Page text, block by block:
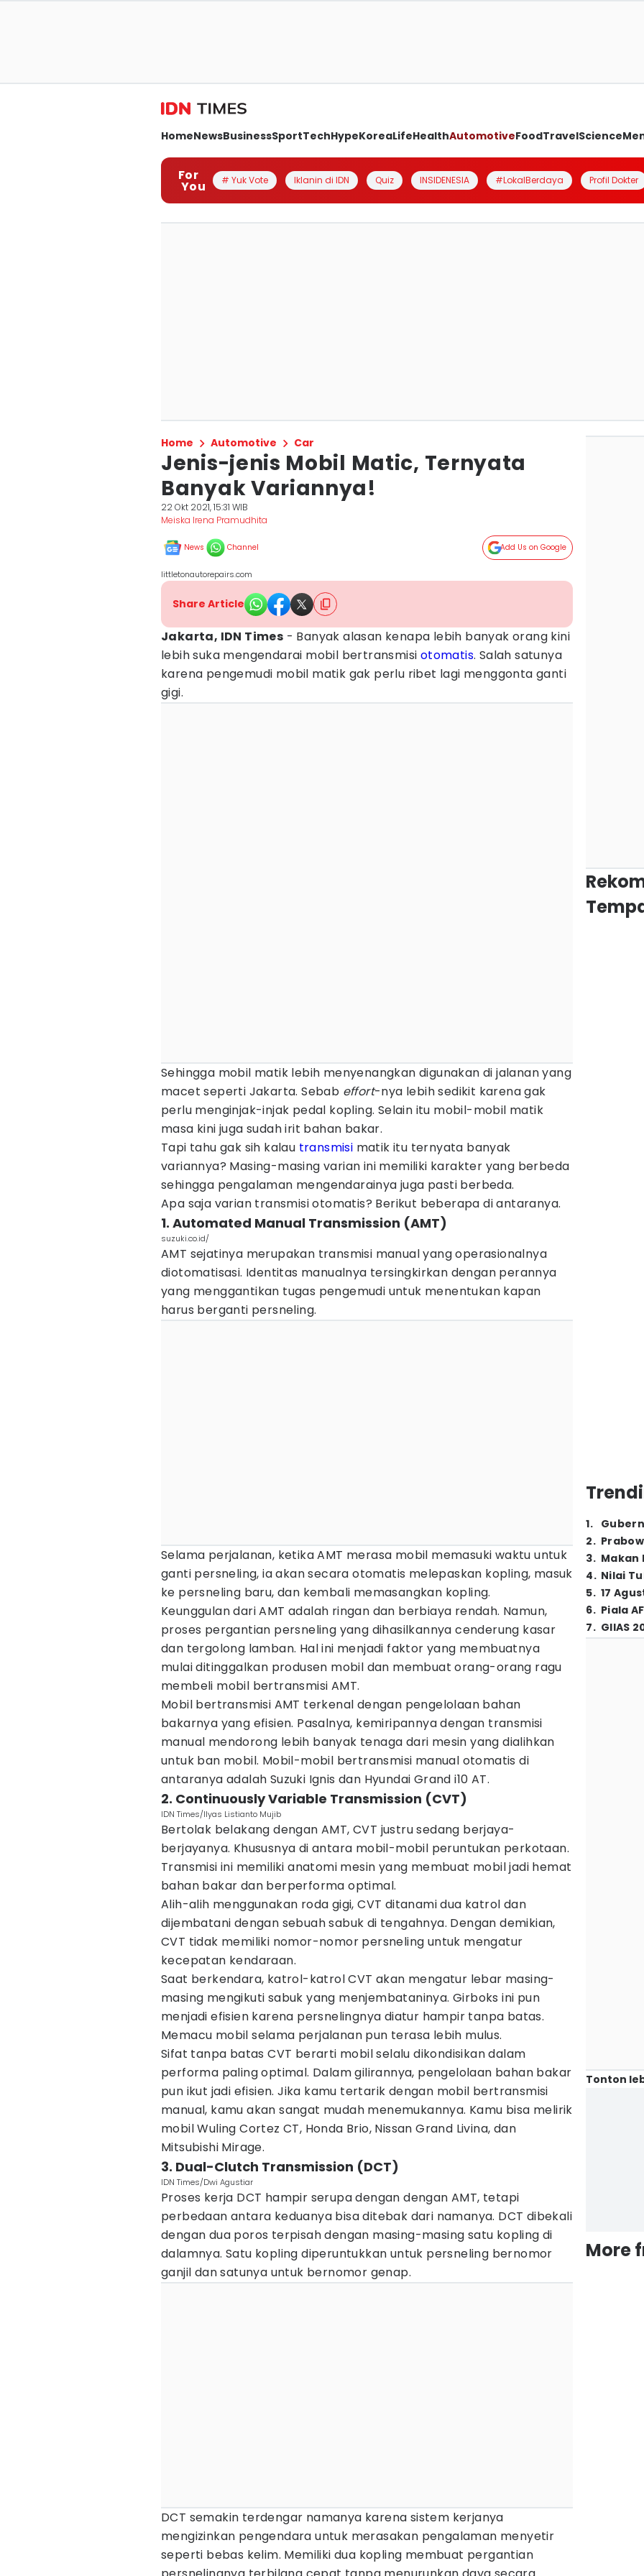
HomeNewsBusinessSportTechHypeKoreaLifeHealthAutomotiveFoodTravelScience
For
You # Yuk Vote Iklanin di IDN Quiz INSIDENESIA #LokalBerdaya Profil Dokter
Home Automotive Car
Jenis-jenis Mobil Matic, Ternyata
Banyak Variannya!
22 Okt 2021, 15:31 WIB
Meiska Irena Pramudhita
News Channel Add Us on Google
littletonautorepairs.com
Share Article
Jakarta, IDN Times - Banyak alasan kenapa lebih banyak orang kini
lebih suka mengendarai mobil bertransmisi otomatis. Salah satunya
karena pengemudi mobil matik gak perlu ribet lagi menggonta ganti
gigi.
Sehingga mobil matik lebih menyenangkan digunakan di jalanan yang
macet seperti Jakarta. Sebab effort-nya lebih sedikit karena gak
perlu menginjak-injak pedal kopling. Selain itu mobil-mobil matik
masa kini juga sudah irit bahan bakar.
Tapi tahu gak sih kalau transmisi matik itu ternyata banyak
variannya? Masing-masing varian ini memiliki karakter yang berbeda
sehingga pengalaman mengendarainya juga pasti berbeda.
Apa saja varian transmisi otomatis? Berikut beberapa di antaranya.
1. Automated Manual Transmission (AMT)
suzuki.co.id/
AMT sejatinya merupakan transmisi manual yang operasionalnya
diotomatisasi. Identitas manualnya tersingkirkan dengan perannya
yang menggantikan tugas pengemudi untuk menentukan kapan
harus berganti persneling.
Selama perjalanan, ketika AMT merasa mobil memasuki waktu untuk
ganti persneling, ia akan secara otomatis melepaskan kopling, masuk
ke persneling baru, dan kembali memasangkan kopling.
Keunggulan dari AMT adalah ringan dan berbiaya rendah. Namun,
proses pergantian persneling yang dihasilkannya cenderung kasar
dan tergolong lamban. Hal ini menjadi faktor yang membuatnya
mulai ditinggalkan produsen mobil dan membuat orang-orang ragu
membeli mobil bertransmisi AMT.
Mobil bertransmisi AMT terkenal dengan pengelolaan bahan
bakarnya yang efisien. Pasalnya, kemiripannya dengan transmisi
manual mendorong lebih banyak tenaga dari mesin yang dialihkan
untuk ban mobil. Mobil-mobil bertransmisi manual otomatis di
antaranya adalah Suzuki Ignis dan Hyundai Grand i10 AT.
2. Continuously Variable Transmission (CVT)
IDN Times/Ilyas Listianto Mujib
Bertolak belakang dengan AMT, CVT justru sedang berjaya-
berjayanya. Khususnya di antara mobil-mobil peruntukan perkotaan.
Transmisi ini memiliki anatomi mesin yang membuat mobil jadi hemat
bahan bakar dan berperforma optimal.
Alih-alih menggunakan roda gigi, CVT ditanami dua katrol dan
dijembatani dengan sebuah sabuk di tengahnya. Dengan demikian,
CVT tidak memiliki nomor-nomor persneling untuk mengatur
kecepatan kendaraan.
Saat berkendara, katrol-katrol CVT akan mengatur lebar masing-
masing mengikuti sabuk yang menjembataninya. Girboks ini pun
menjadi efisien karena persnelingnya diatur hampir tanpa batas.
Memacu mobil selama perjalanan pun terasa lebih mulus.
Sifat tanpa batas CVT berarti mobil selalu dikondisikan dalam
performa paling optimal. Dalam gilirannya, pengelolaan bahan bakar
pun ikut jadi efisien. Jika kamu tertarik dengan mobil bertransmisi
manual, kamu akan sangat mudah menemukannya. Kamu bisa melirik
mobil Wuling Cortez CT, Honda Brio, Nissan Grand Livina, dan
Mitsubishi Mirage.
3. Dual-Clutch Transmission (DCT)
IDN Times/Dwi Agustiar
Proses kerja DCT hampir serupa dengan dengan AMT, tetapi
perbedaan antara keduanya bisa ditebak dari namanya. DCT dibekali
dengan dua poros terpisah dengan masing-masing satu kopling di
dalamnya. Satu kopling diperuntukkan untuk persneling bernomor
ganjil dan satunya untuk bernomor genap.
DCT semakin terdengar namanya karena sistem kerjanya
mengizinkan pengendara untuk merasakan pengalaman menyetir
seperti bebas kelim. Memiliki dua kopling membuat pergantian
1.
2.
3. Makan
4. Nilai
5. 17
6. Piala
7. GIIAS
Tonton
More